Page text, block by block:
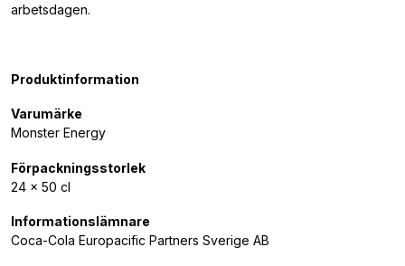
arbetsdagen.
Produktinformation
Varumärke
Monster Energy
Förpackningsstorlek
24 x 50 cl
Informationslämnare
Coca-Cola Europacific Partners Sverige AB